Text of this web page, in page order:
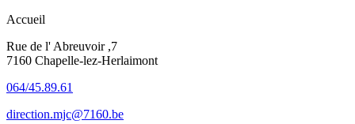
Accueil
Rue de l' Abreuvoir ,7
7160 Chapelle-lez-Herlaimont
064/45.89.61
direction.mjc@7160.be